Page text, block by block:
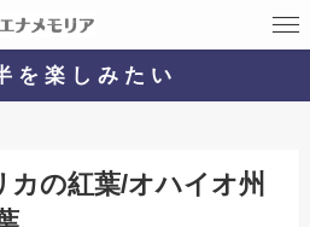
楽 し み た い
カの紅葉/オハイオ州